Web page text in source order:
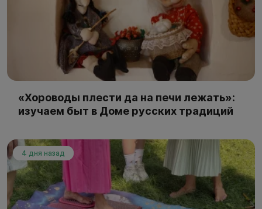
«Хороводы плести да на печи лежать»:
изучаем быт в Доме русских традиций
4 дня назад